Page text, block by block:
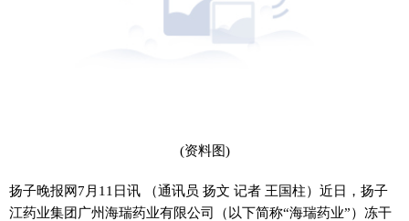
(资料图)
扬子晚报网7月11日讯 （通讯员 扬文 记者 王国柱）近日，扬子
江药业集团广州海瑞药业有限公司（以下简称“海瑞药业”）冻干